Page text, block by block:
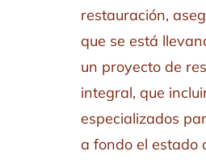
restauración,
que se está
un proyecto de
integral, que
especializados
a fondo el estado